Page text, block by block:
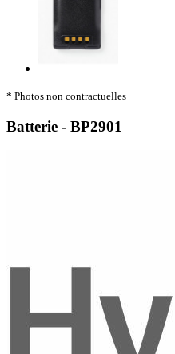
* Photos non contractuelles
Batterie - BP2901